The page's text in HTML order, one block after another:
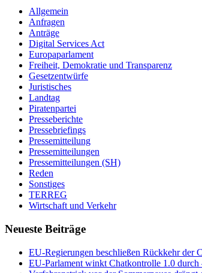
Allgemein
Anfragen
Anträge
Digital Services Act
Europaparlament
Freiheit, Demokratie und Transparenz
Gesetzentwürfe
Juristisches
Landtag
Piratenpartei
Presseberichte
Pressebriefings
Pressemitteilung
Pressemitteilungen
Pressemitteilungen (SH)
Reden
Sonstiges
TERREG
Wirtschaft und Verkehr
Neueste Beiträge
EU-Regierungen beschließen Rückkehr der
EU-Parlament winkt Chatkontrolle 1.0